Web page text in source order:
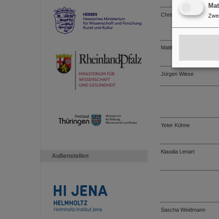
Außenstellen
Christian Rumpf
Matthias Samulnik
Jürgen Wiese
Yeter Kühne
Klaudia Lenart
Sascha Weidmann